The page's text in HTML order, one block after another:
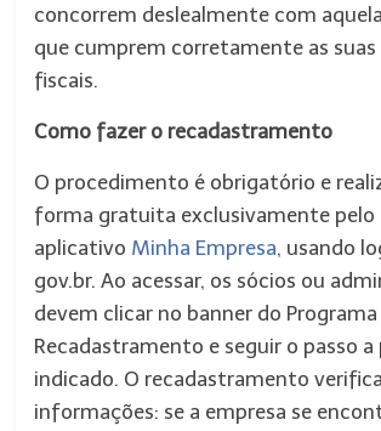
concorrem deslealmente com
que cumprem corretamente as suas
fiscais.
Como fazer o recadastramento
O procedimento é obrigatório e
forma gratuita exclusivamente pelo
aplicativo Minha Empresa, usando
gov.br. Ao acessar, os sócios ou
devem clicar no banner do
Recadastramento e seguir o passo a
indicado. O recadastramento
informações: se a empresa se